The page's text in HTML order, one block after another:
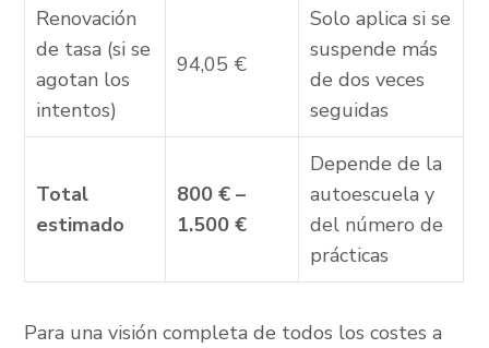
Renovación
de tasa (si se
agotan los
intentos)
94,05 €
Solo aplica si se
suspende más
de dos veces
seguidas
Total
estimado
800 € –
1.500 €
Depende de la
autoescuela y
del número de
prácticas
Para una visión completa de todos los costes a